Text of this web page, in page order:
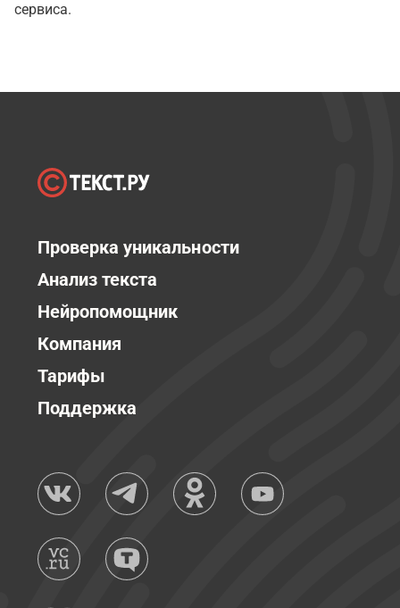
сервиса.
Проверка уникальности
Анализ текста
Нейропомощник
Компания
Тарифы
Поддержка